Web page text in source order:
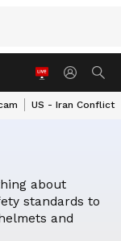
US - Iran Conflict
about
standards to
and